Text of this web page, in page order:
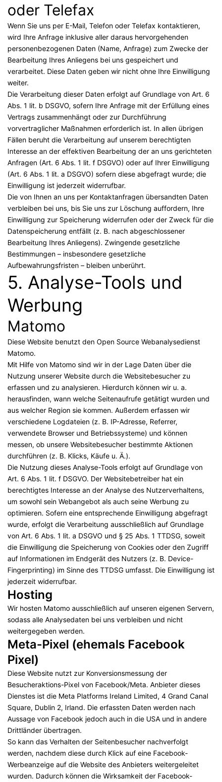
oder Telefax
Wenn Sie uns per E-Mail, Telefon oder Telefax kontaktieren,
wird Ihre Anfrage inklusive aller daraus hervorgehenden
personenbezogenen Daten (Name, Anfrage) zum Zwecke der
Bearbeitung Ihres Anliegens bei uns gespeichert und
verarbeitet. Diese Daten geben wir nicht ohne Ihre Einwilligung
weiter.
Die Verarbeitung dieser Daten erfolgt auf Grundlage von Art. 6
Abs. 1 lit. b DSGVO, sofern Ihre Anfrage mit der Erfüllung eines
Vertrags zusammenhängt oder zur Durchführung
vorvertraglicher Maßnahmen erforderlich ist. In allen übrigen
Fällen beruht die Verarbeitung auf unserem berechtigten
Interesse an der effektiven Bearbeitung der an uns gerichteten
Anfragen (Art. 6 Abs. 1 lit. f DSGVO) oder auf Ihrer Einwilligung
(Art. 6 Abs. 1 lit. a DSGVO) sofern diese abgefragt wurde; die
Einwilligung ist jederzeit widerrufbar.
Die von Ihnen an uns per Kontaktanfragen übersandten Daten
verbleiben bei uns, bis Sie uns zur Löschung auffordern, Ihre
Einwilligung zur Speicherung widerrufen oder der Zweck für die
Datenspeicherung entfällt (z. B. nach abgeschlossener
Bearbeitung Ihres Anliegens). Zwingende gesetzliche
Bestimmungen – insbesondere gesetzliche
Aufbewahrungsfristen – bleiben unberührt.
5. Analyse-Tools und
Werbung
Matomo
Diese Website benutzt den Open Source Webanalysedienst
Matomo.
Mit Hilfe von Matomo sind wir in der Lage Daten über die
Nutzung unserer Website durch die Websitebesucher zu
erfassen und zu analysieren. Hierdurch können wir u. a.
herausfinden, wann welche Seitenaufrufe getätigt wurden und
aus welcher Region sie kommen. Außerdem erfassen wir
verschiedene Logdateien (z. B. IP-Adresse, Referrer,
verwendete Browser und Betriebssysteme) und können
messen, ob unsere Websitebesucher bestimmte Aktionen
durchführen (z. B. Klicks, Käufe u. Ä.).
Die Nutzung dieses Analyse-Tools erfolgt auf Grundlage von
Art. 6 Abs. 1 lit. f DSGVO. Der Websitebetreiber hat ein
berechtigtes Interesse an der Analyse des Nutzerverhaltens,
um sowohl sein Webangebot als auch seine Werbung zu
optimieren. Sofern eine entsprechende Einwilligung abgefragt
wurde, erfolgt die Verarbeitung ausschließlich auf Grundlage
von Art. 6 Abs. 1 lit. a DSGVO und § 25 Abs. 1 TTDSG, soweit
die Einwilligung die Speicherung von Cookies oder den Zugriff
auf Informationen im Endgerät des Nutzers (z. B. Device-
Fingerprinting) im Sinne des TTDSG umfasst. Die Einwilligung ist
jederzeit widerrufbar.
Hosting
Wir hosten Matomo ausschließlich auf unseren eigenen Servern,
sodass alle Analysedaten bei uns verbleiben und nicht
weitergegeben werden.
Meta-Pixel (ehemals Facebook
Pixel)
Diese Website nutzt zur Konversionsmessung der
Besucheraktions-Pixel von Facebook/Meta. Anbieter dieses
Dienstes ist die Meta Platforms Ireland Limited, 4 Grand Canal
Square, Dublin 2, Irland. Die erfassten Daten werden nach
Aussage von Facebook jedoch auch in die USA und in andere
Drittländer übertragen.
So kann das Verhalten der Seitenbesucher nachverfolgt
werden, nachdem diese durch Klick auf eine Facebook-
Werbeanzeige auf die Website des Anbieters weitergeleitet
wurden. Dadurch können die Wirksamkeit der Facebook-